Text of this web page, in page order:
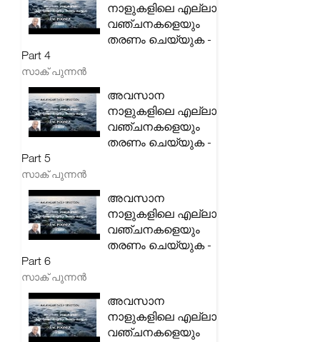
നാളുകളിലെ എല്ലാ
വഞ്ചനകളെയും
തരണം ചെയ്യുക -
Part 4
സാക് പുന്നൻ
അവസാന
നാളുകളിലെ എല്ലാ
വഞ്ചനകളെയും
തരണം ചെയ്യുക -
Part 5
സാക് പുന്നൻ
അവസാന
നാളുകളിലെ എല്ലാ
വഞ്ചനകളെയും
തരണം ചെയ്യുക -
Part 6
സാക് പുന്നൻ
അവസാന
നാളുകളിലെ എല്ലാ
വഞ്ചനകളെയും